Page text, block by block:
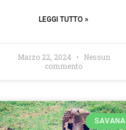
LEGGI TUTTO »
Marzo 22, 2024
Nessun
commento
SAVANA